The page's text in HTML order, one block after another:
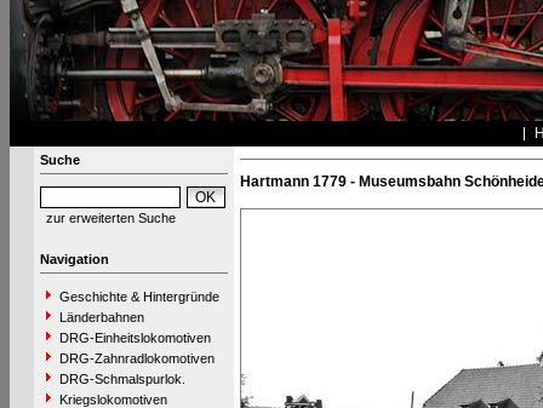
Suche
zur erweiterten Suche
Navigation
Geschichte & Hintergründe
Länderbahnen
DRG-Einheitslokomotiven
DRG-Zahnradlokomotiven
DRG-Schmalspurlok.
Kriegslokomotiven
Hartmann 1779 - Museumsbahn